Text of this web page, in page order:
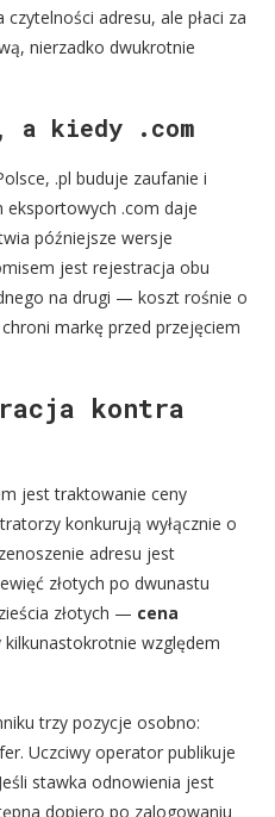
adresu, ale płaci za
nierzadko dwukrotnie
a kiedy .com
.pl buduje zaufanie i
eksportowych .com daje
późniejsze wersje
jest rejestracja obu
na drugi — koszt rośnie o
markę przed przejęciem
kontra
jest traktowanie ceny
konkurują wyłącznie o
adresu jest
złotych po dwunastu
złotych — cena
względem
trzy pozycje osobno:
Uczciwy operator publikuje
stawka odnowienia jest
dopiero po zalogowaniu